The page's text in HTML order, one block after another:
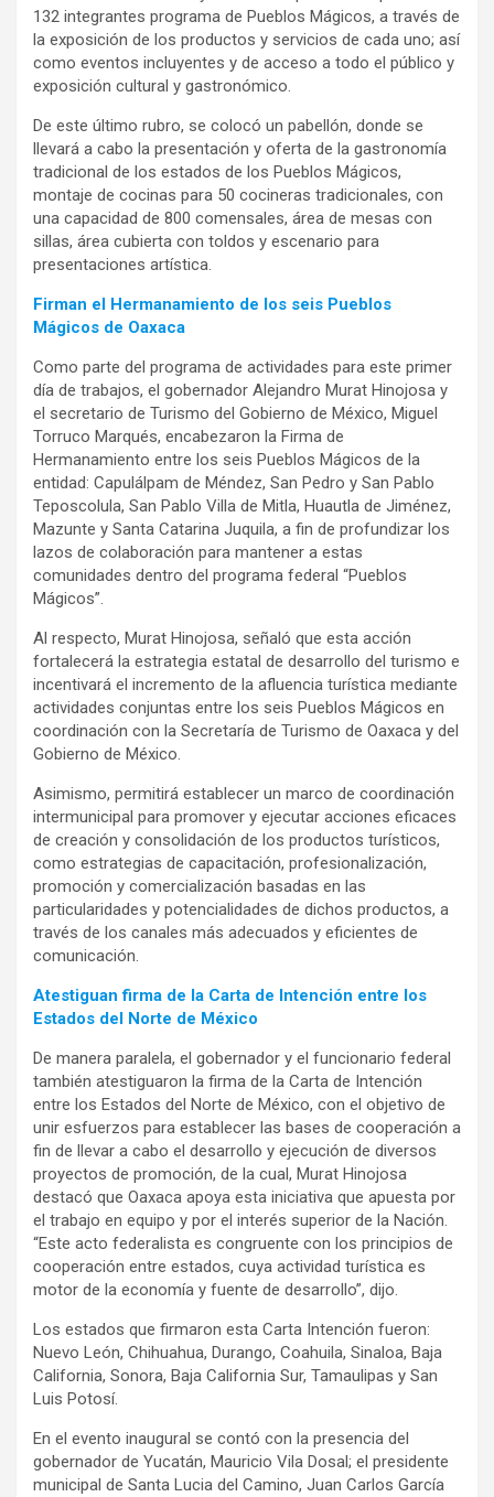
132 integrantes programa de Pueblos Mágicos, a través de
la exposición de los productos y servicios de cada uno; así
como eventos incluyentes y de acceso a todo el público y
exposición cultural y gastronómico.
De este último rubro, se colocó un pabellón, donde se
llevará a cabo la presentación y oferta de la gastronomía
tradicional de los estados de los Pueblos Mágicos,
montaje de cocinas para 50 cocineras tradicionales, con
una capacidad de 800 comensales, área de mesas con
sillas, área cubierta con toldos y escenario para
presentaciones artística.
Firman el Hermanamiento de los seis Pueblos
Mágicos de Oaxaca
Como parte del programa de actividades para este primer
día de trabajos, el gobernador Alejandro Murat Hinojosa y
el secretario de Turismo del Gobierno de México, Miguel
Torruco Marqués, encabezaron la Firma de
Hermanamiento entre los seis Pueblos Mágicos de la
entidad: Capulálpam de Méndez, San Pedro y San Pablo
Teposcolula, San Pablo Villa de Mitla, Huautla de Jiménez,
Mazunte y Santa Catarina Juquila, a fin de profundizar los
lazos de colaboración para mantener a estas
comunidades dentro del programa federal “Pueblos
Mágicos”.
Al respecto, Murat Hinojosa, señaló que esta acción
fortalecerá la estrategia estatal de desarrollo del turismo e
incentivará el incremento de la afluencia turística mediante
actividades conjuntas entre los seis Pueblos Mágicos en
coordinación con la Secretaría de Turismo de Oaxaca y del
Gobierno de México.
Asimismo, permitirá establecer un marco de coordinación
intermunicipal para promover y ejecutar acciones eficaces
de creación y consolidación de los productos turísticos,
como estrategias de capacitación, profesionalización,
promoción y comercialización basadas en las
particularidades y potencialidades de dichos productos, a
través de los canales más adecuados y eficientes de
comunicación.
Atestiguan firma de la Carta de Intención entre los
Estados del Norte de México
De manera paralela, el gobernador y el funcionario federal
también atestiguaron la firma de la Carta de Intención
entre los Estados del Norte de México, con el objetivo de
unir esfuerzos para establecer las bases de cooperación a
fin de llevar a cabo el desarrollo y ejecución de diversos
proyectos de promoción, de la cual, Murat Hinojosa
destacó que Oaxaca apoya esta iniciativa que apuesta por
el trabajo en equipo y por el interés superior de la Nación.
“Este acto federalista es congruente con los principios de
cooperación entre estados, cuya actividad turística es
motor de la economía y fuente de desarrollo”, dijo.
Los estados que firmaron esta Carta Intención fueron:
Nuevo León, Chihuahua, Durango, Coahuila, Sinaloa, Baja
California, Sonora, Baja California Sur, Tamaulipas y San
Luis Potosí.
En el evento inaugural se contó con la presencia del
gobernador de Yucatán, Mauricio Vila Dosal; el presidente
municipal de Santa Lucia del Camino, Juan Carlos García